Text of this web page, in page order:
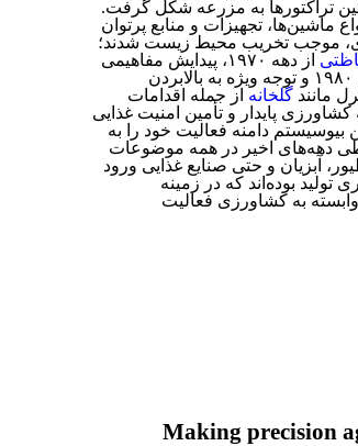
تراکتورها به مزرعه شکل گرفت.
ماشین‌ها، تجهیزات و منابع پرتوان
موجب تخریب محیط زیست شدند؛
از دهه ۱۹۷۰، پیدایش مفاهیمی
از اواخر دهه ۱۹۸۰ و توجه ویژه به بالابردن
مانند گلخانه از جمله اقدامات
پایدار و تأمین امنیت غذایی
دامنه فعالیت خود را به
طی دهه‌های اخیر در همه موضوعات
آبزیان و حتی صنایع غذایی ورود
تولید بوده‌اند که در زمینه
به کشاورزی فعالیت
Making precision